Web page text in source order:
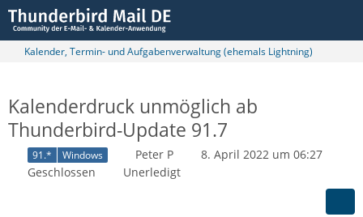
Kalender, Termin- und Aufgabenverwaltung (ehemals Lightning)
Kalenderdruck unmöglich ab
Thunderbird-Update 91.7
91.* Windows Peter P
8. April 2022 um 06:27
Geschlossen
Unerledigt